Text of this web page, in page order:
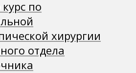
по
хирургии
отдела